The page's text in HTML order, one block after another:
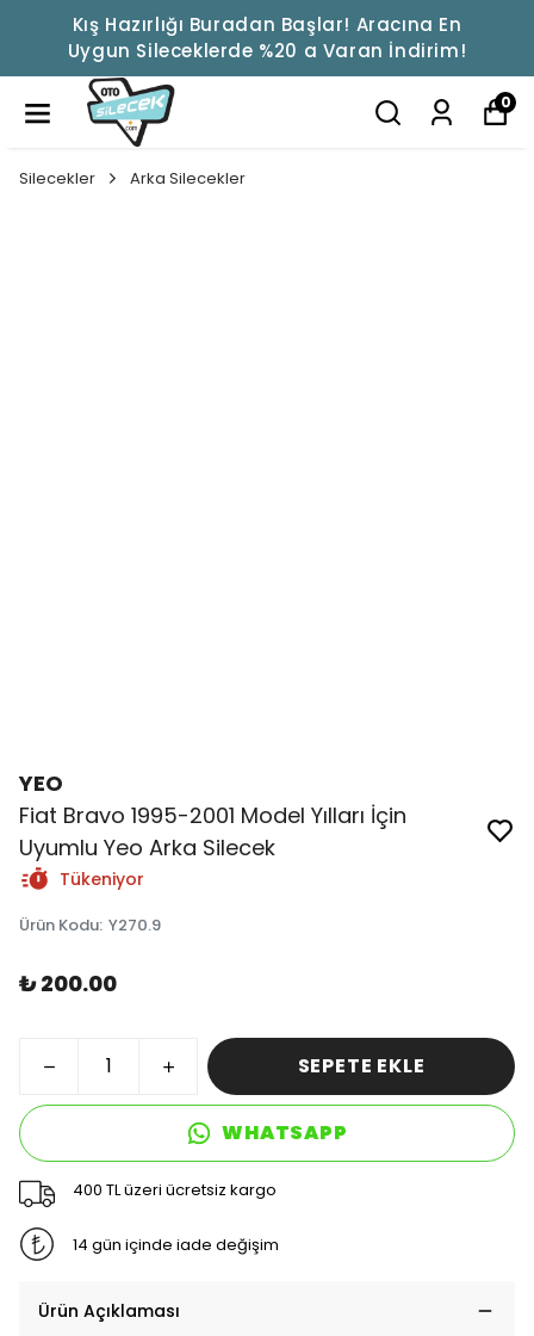
Kış Hazırlığı Buradan Başlar! Aracına En
Uygun Sileceklerde %20 a Varan İndirim!
0
Silecekler Arka Silecekler
YEO
Fiat Bravo 1995-2001 Model Yılları İçin
Uyumlu Yeo Arka Silecek
Tükeniyor
Ürün Kodu: Y270.9
₺ 200.00
SEPETE EKLE
WHATSAPP
400 TL üzeri ücretsiz kargo
14 gün içinde iade değişim
Ürün Açıklaması